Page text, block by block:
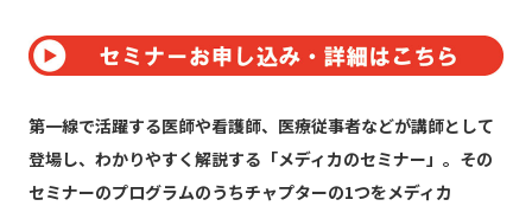
第一線で活躍する医師や看護師、医療従事者などが講師として
登場し、わかりやすく解説する「メディカのセミナー」。その
セミナーのプログラムのうちチャプターの1つをメディカ